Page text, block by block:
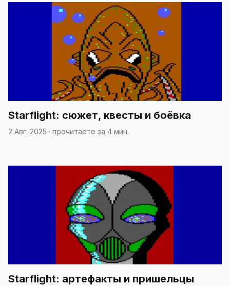
Starflight: сюжет, квесты и боёвка
2 Авг. 2025 · прочитаете за 4 мин.
Starflight: артефакты и пришельцы